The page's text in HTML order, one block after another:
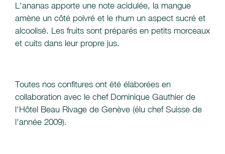
L'ananas apporte une note acidulée, la mangue
amène un côté poivré et le rhum un aspect sucré et
alcoolisé. Les fruits sont préparés en petits morceaux
et cuits dans leur propre jus.
Toutes nos confitures ont été élaborées en
collaboration avec le chef Dominique Gauthier de
l'Hôtel Beau Rivage de Genève (élu chef Suisse de
l'année 2009).